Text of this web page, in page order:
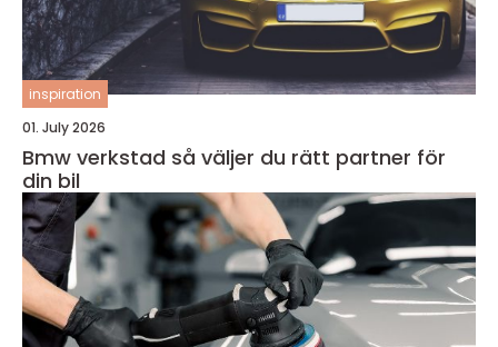
inspiration
01. July 2026
Bmw verkstad så väljer du rätt partner för
din bil